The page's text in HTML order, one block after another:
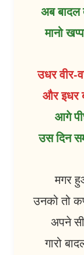
अब बादल
मानो
उधर वीर-
और इधर
आगे
उस दिन
मगर
उनको तो
अपने
गारो